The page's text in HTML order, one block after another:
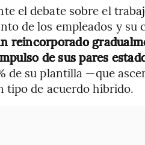
el debate sobre el
de los empleados y su
reincorporado
de sus pares
de su plantilla —que
tipo de acuerdo híbrido.